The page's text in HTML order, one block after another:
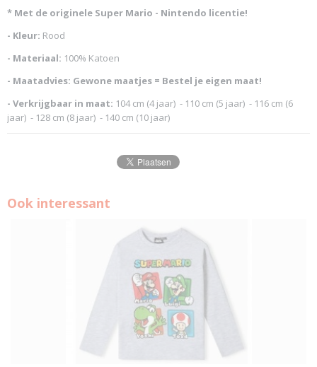
* Met de originele Super Mario - Nintendo licentie!
- Kleur: Rood
- Materiaal: 100% Katoen
- Maatadvies: Gewone maatjes = Bestel je eigen maat!
- Verkrijgbaar in maat: 104 cm (4 jaar) - 110 cm (5 jaar) - 116 cm (6
jaar) - 128 cm (8 jaar) - 140 cm (10 jaar)
Ook interessant